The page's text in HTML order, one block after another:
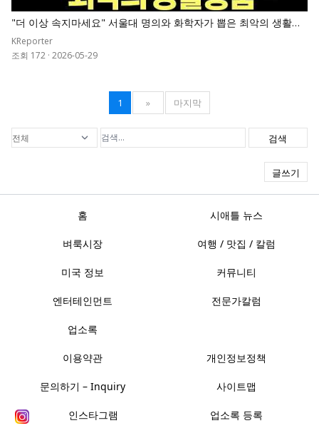
"더 이상 속지마세요" 서울대 명의와 화학자가 뽑은 최악의 생활용
품 순위표
KReporter
조회 172 · 2026-05-29
1 » 마지막
검색
글쓰기
홈 시애틀 뉴스
벼룩시장 여행 / 맛집 / 칼럼
미국 정보 커뮤니티
엔터테인먼트 전문가칼럼
업소록
이용약관 개인정보정책
문의하기 – Inquiry 사이트맵
인스타그램 업소록 등록